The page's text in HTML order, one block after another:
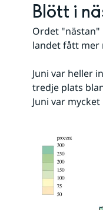
Blött i
Ordet
landet fått mer
Juni var heller
tredje plats
Juni var